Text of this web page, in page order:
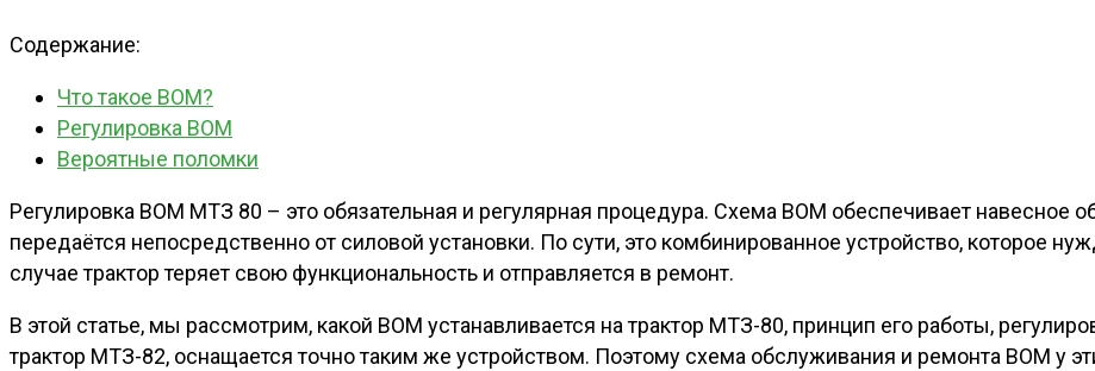
Содержание:
Что такое ВОМ?
Регулировка ВОМ
Вероятные поломки
Регулировка ВОМ МТЗ 80 – это обязательная и регулярная процедура. Схема ВОМ обеспечивает навесное
передаётся непосредственно от силовой установки. По сути, это комбинированное устройство, которое
случае трактор теряет свою функциональность и отправляется в ремонт.
В этой статье, мы рассмотрим, какой ВОМ устанавливается на трактор МТЗ-80, принцип его работы,
трактор МТЗ-82, оснащается точно таким же устройством. Поэтому схема обслуживания и ремонта ВОМ у